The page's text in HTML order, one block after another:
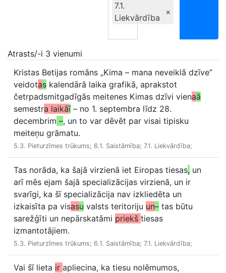
7.1.
Liekvārdība
×
Atrasts/-i 3 vienumi
Kristas Betijas romāns „Kima – mana neveiklā dzīve”
veidotas kalendārā laika grafikā, aprakstot
četrpadsmitgadīgās meitenes Kimas dzīvi vienaā
semestra laikāī– no 1. septembra līdz 28.
decembrim –, un to var dēvēt par visai tipisku
meiteņu grāmatu.
5.3. Pieturzīmes trūkums; 6.1. Saistāmība; 7.1. Liekvārdība;
Tas norāda, ka šajā virzienā iet Eiropas tiesas, un
arī mēs ejam šajā specializācijas virzienā, un ir
svarīgi, ka šī specializācija nav izkliedēta un
izkaisīta pa visasu valsts teritoriju un– tas būtu
sarežģīti un nepārskatāmi priekš tiesas
izmantotājiem.
5.3. Pieturzīmes trūkums; 6.1. Saistāmība; 7.1. Liekvārdība;
Vai šī lieta ir apliecina, ka tiesu nolēmumos,